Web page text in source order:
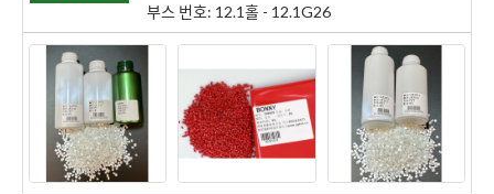
부스 번호: 12.1홀 - 12.1G26